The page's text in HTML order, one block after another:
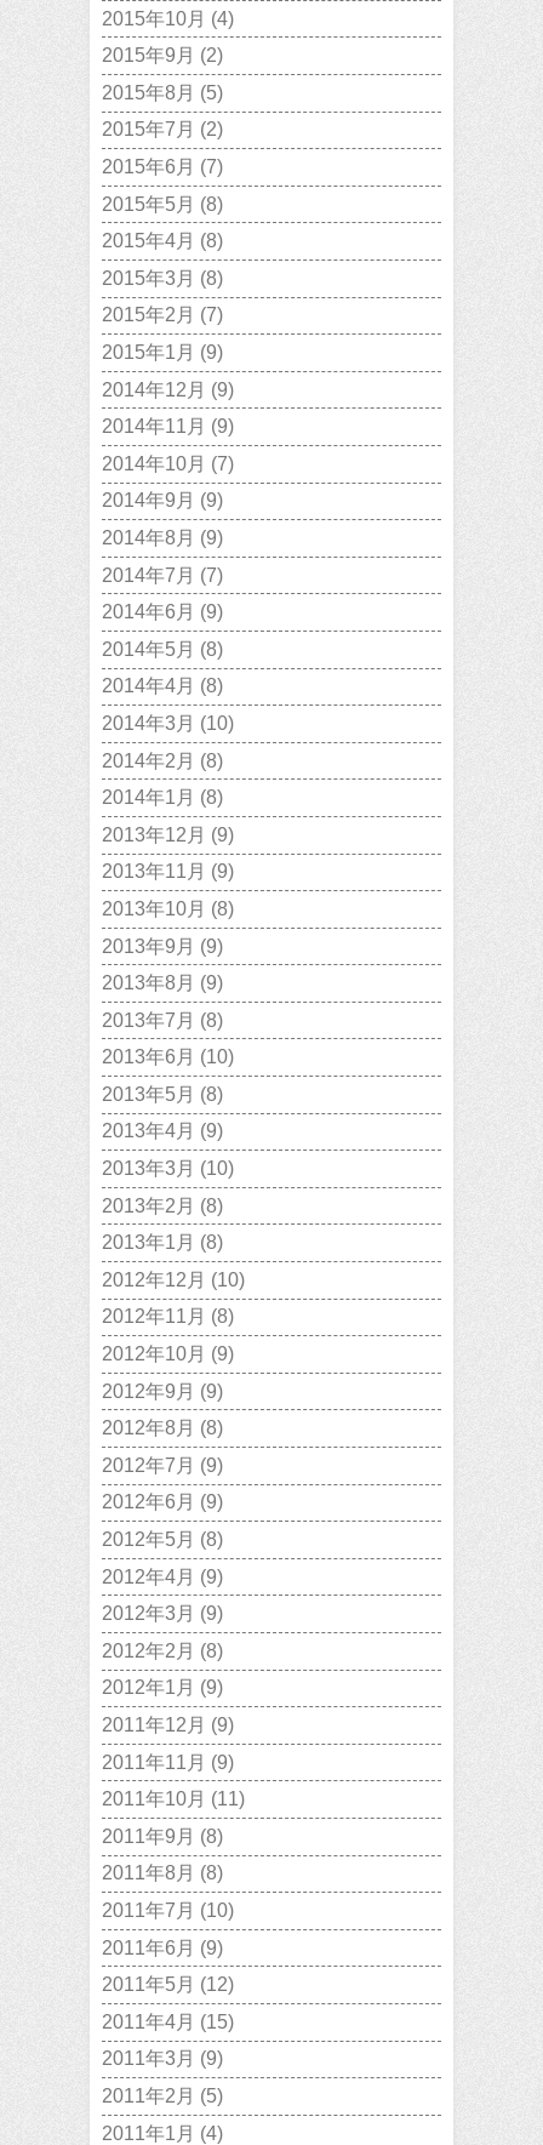
2015年10月 (4)
2015年9月 (2)
2015年8月 (5)
2015年7月 (2)
2015年6月 (7)
2015年5月 (8)
2015年4月 (8)
2015年3月 (8)
2015年2月 (7)
2015年1月 (9)
2014年12月 (9)
2014年11月 (9)
2014年10月 (7)
2014年9月 (9)
2014年8月 (9)
2014年7月 (7)
2014年6月 (9)
2014年5月 (8)
2014年4月 (8)
2014年3月 (10)
2014年2月 (8)
2014年1月 (8)
2013年12月 (9)
2013年11月 (9)
2013年10月 (8)
2013年9月 (9)
2013年8月 (9)
2013年7月 (8)
2013年6月 (10)
2013年5月 (8)
2013年4月 (9)
2013年3月 (10)
2013年2月 (8)
2013年1月 (8)
2012年12月 (10)
2012年11月 (8)
2012年10月 (9)
2012年9月 (9)
2012年8月 (8)
2012年7月 (9)
2012年6月 (9)
2012年5月 (8)
2012年4月 (9)
2012年3月 (9)
2012年2月 (8)
2012年1月 (9)
2011年12月 (9)
2011年11月 (9)
2011年10月 (11)
2011年9月 (8)
2011年8月 (8)
2011年7月 (10)
2011年6月 (9)
2011年5月 (12)
2011年4月 (15)
2011年3月 (9)
2011年2月 (5)
2011年1月 (4)